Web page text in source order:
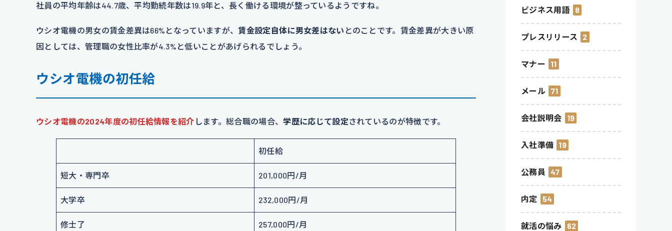
社員の平均年齢は44.7歳、平均勤続年数は19.9年と、長く働ける環境が整っているようですね。
ウシオ電機の男女の賃金差異は66%となっていますが、賃金設定自体に男女差はない とのことです。賃金差異が大きい原
因としては、管理職の女性比率が4.3%と低いことがあげられるでしょう。
ウシオ電機の初任給
ウシオ電機の2024年度の初任給情報を紹介 します。総合職の場合、学歴に応じて設定されているのが特徴です。
初任給
短大・専門卒 201,000円/月
大学卒 232,000円/月
修士了 257,000円/月
ビジネス用語 8
プレスリリース 2
マナー 11
メール 71
会社説明会 19
入社準備 19
公務員 47
内定 54
就活の悩み 62